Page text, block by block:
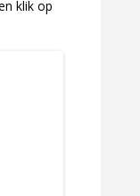
klik op